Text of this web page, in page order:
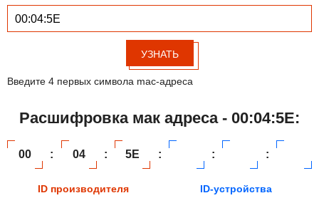
УЗНАТЬ
Введите 4 первых символа mac-адреса
Расшифровка мак адреса - 00:04:5E:
00 : 04 : 5E : : :
ID производителя ID-устройства